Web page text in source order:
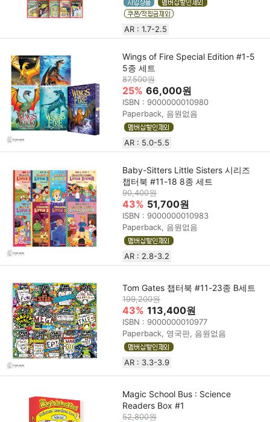
AR : 1.7-2.5
Wings of Fire Special Edition #1-5
5종 세트
87,500원
25% 66,000원
ISBN : 9000000010980
Paperback, 음원없음
AR : 5.0-5.5
Baby-Sitters Little Sisters 시리즈
챕터북 #11-18 8종 세트
90,400원
43% 51,700원
ISBN : 9000000010983
Paperback, 음원없음
AR : 2.8-3.2
Tom Gates 챕터북 #11-23종 B세트
199,200원
43% 113,400원
ISBN : 9000000010977
Paperback, 영국판, 음원없음
AR : 3.3-3.9
Magic School Bus : Science
Readers Box #1
52,800원